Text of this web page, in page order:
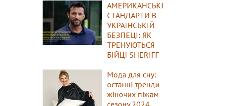
АМЕРИКАНСЬКІ
СТАНДАРТИ В
УКРАЇНСЬКІЙ
БЕЗПЕЦІ: ЯК
ТРЕНУЮТЬСЯ
БІЙЦІ SHERIFF
Мода для сну:
останні тренди
жіночих піжам